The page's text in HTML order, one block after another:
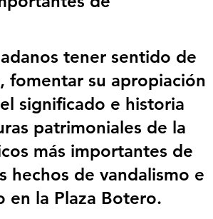
tener sentido de
fomentar su apropiación
significado e historia
patrimoniales de la
más importantes de
hechos de vandalismo e
en la Plaza Botero.